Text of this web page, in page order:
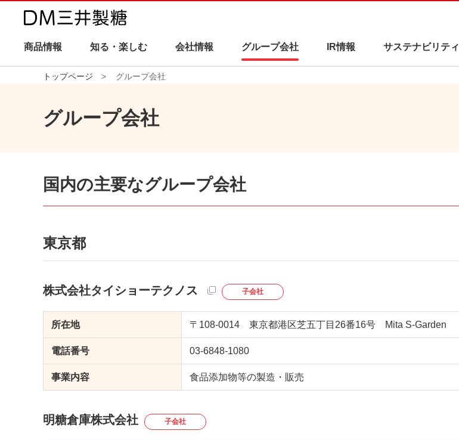
商品情報 知る・楽しむ 会社情報 グループ会社 IR情報 サステナビリティ
トップページ グループ会社
グループ会社
国内の主要なグループ会社
東京都
株式会社タイショーテクノス 子会社
所在地 〒108-0014 東京都港区芝五丁目26番16号 Mita S-Garden
電話番号 03-6848-1080
事業内容 食品添加物等の製造・販売
明糖倉庫株式会社 子会社